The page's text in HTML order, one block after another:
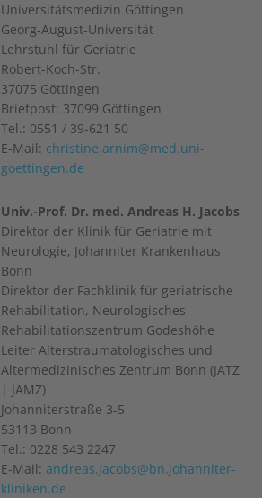
Universitätsmedizin Göttingen
Georg-August-Universität
Lehrstuhl für Geriatrie
Robert-Koch-Str.
37075 Göttingen
Briefpost: 37099 Göttingen
Tel.: 0551 / 39-621 50
E-Mail: christine.arnim@med.uni-
goettingen.de
Univ.-Prof. Dr. med. Andreas H. Jacobs
Direktor der Klinik für Geriatrie mit
Neurologie, Johanniter Krankenhaus
Bonn
Direktor der Fachklinik für geriatrische
Rehabilitation, Neurologisches
Rehabilitationszentrum Godeshöhe
Leiter Alterstraumatologisches und
Altermedizinisches Zentrum Bonn (JATZ
| JAMZ)
Johanniterstraße 3-5
53113 Bonn
Tel.: 0228 543 2247
E-Mail: andreas.jacobs@bn.johanniter-
kliniken.de